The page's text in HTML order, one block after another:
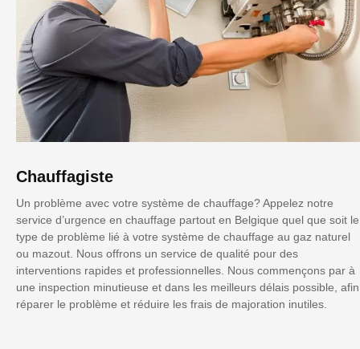
Chauffagiste
Un problème avec votre système de chauffage? Appelez notre
service d’urgence en chauffage partout en Belgique quel que soit le
type de problème lié à votre système de chauffage au gaz naturel
ou mazout. Nous offrons un service de qualité pour des
interventions rapides et professionnelles. Nous commençons par à
une inspection minutieuse et dans les meilleurs délais possible, afin
réparer le problème et réduire les frais de majoration inutiles.